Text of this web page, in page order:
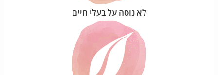
לא נוסה על בעלי חיים